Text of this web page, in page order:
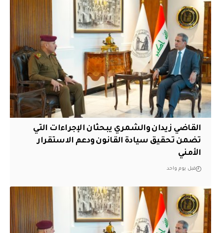
القاضي زيدان والشمري يبحثان الإجراءات التي
تضمن تحقيق سيادة القانون ودعم الاستقرار
الأمني
قبل يوم واحد